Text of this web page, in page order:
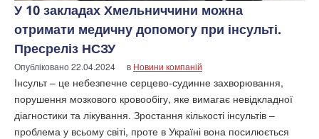
У 10 закладах Хмельниччини можна
отримати медичну допомогу при інсульті.
Пресреліз НСЗУ
Опубліковано22.04.2024 в Новини компаній
Інсульт – це небезпечне серцево-судинне захворювання,
порушення мозкового кровообігу, яке вимагає невідкладної
діагностики та лікування. Зростання кількості інсультів –
проблема у всьому світі, проте в Україні вона посилюється